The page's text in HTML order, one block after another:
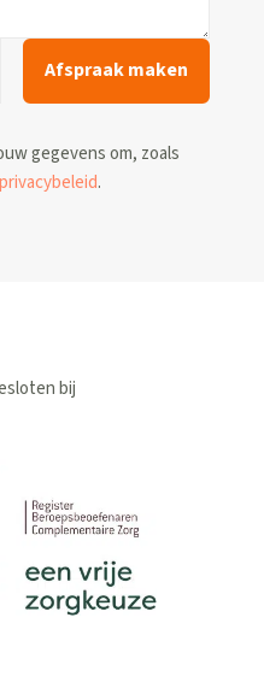
Afspraak maken
gegevens om, zoals
privacybeleid.
bij